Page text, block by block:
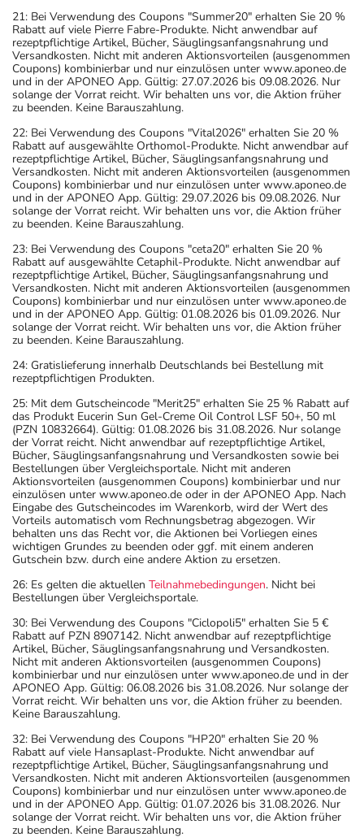
21: Bei Verwendung des Coupons "Summer20" erhalten Sie 20 %
Rabatt auf viele Pierre Fabre-Produkte. Nicht anwendbar auf
rezeptpflichtige Artikel, Bücher, Säuglingsanfangsnahrung und
Versandkosten. Nicht mit anderen Aktionsvorteilen (ausgenommen
Coupons) kombinierbar und nur einzulösen unter www.aponeo.de
und in der APONEO App. Gültig: 27.07.2026 bis 09.08.2026. Nur
solange der Vorrat reicht. Wir behalten uns vor, die Aktion früher
zu beenden. Keine Barauszahlung.
22: Bei Verwendung des Coupons "Vital2026" erhalten Sie 20 %
Rabatt auf ausgewählte Orthomol-Produkte. Nicht anwendbar auf
rezeptpflichtige Artikel, Bücher, Säuglingsanfangsnahrung und
Versandkosten. Nicht mit anderen Aktionsvorteilen (ausgenommen
Coupons) kombinierbar und nur einzulösen unter www.aponeo.de
und in der APONEO App. Gültig: 29.07.2026 bis 09.08.2026. Nur
solange der Vorrat reicht. Wir behalten uns vor, die Aktion früher
zu beenden. Keine Barauszahlung.
23: Bei Verwendung des Coupons "ceta20" erhalten Sie 20 %
Rabatt auf ausgewählte Cetaphil-Produkte. Nicht anwendbar auf
rezeptpflichtige Artikel, Bücher, Säuglingsanfangsnahrung und
Versandkosten. Nicht mit anderen Aktionsvorteilen (ausgenommen
Coupons) kombinierbar und nur einzulösen unter www.aponeo.de
und in der APONEO App. Gültig: 01.08.2026 bis 01.09.2026. Nur
solange der Vorrat reicht. Wir behalten uns vor, die Aktion früher
zu beenden. Keine Barauszahlung.
24: Gratislieferung innerhalb Deutschlands bei Bestellung mit
rezeptpflichtigen Produkten.
25: Mit dem Gutscheincode "Merit25" erhalten Sie 25 % Rabatt auf
das Produkt Eucerin Sun Gel-Creme Oil Control LSF 50+, 50 ml
(PZN 10832664). Gültig: 01.08.2026 bis 31.08.2026. Nur solange
der Vorrat reicht. Nicht anwendbar auf rezeptpflichtige Artikel,
Bücher, Säuglingsanfangsnahrung und Versandkosten sowie bei
Bestellungen über Vergleichsportale. Nicht mit anderen
Aktionsvorteilen (ausgenommen Coupons) kombinierbar und nur
einzulösen unter www.aponeo.de oder in der APONEO App. Nach
Eingabe des Gutscheincodes im Warenkorb, wird der Wert des
Vorteils automatisch vom Rechnungsbetrag abgezogen. Wir
behalten uns das Recht vor, die Aktionen bei Vorliegen eines
wichtigen Grundes zu beenden oder ggf. mit einem anderen
Gutschein bzw. durch eine andere Aktion zu ersetzen.
26: Es gelten die aktuellen Teilnahmebedingungen. Nicht bei
Bestellungen über Vergleichsportale.
30: Bei Verwendung des Coupons "Ciclopoli5" erhalten Sie 5 €
Rabatt auf PZN 8907142. Nicht anwendbar auf rezeptpflichtige
Artikel, Bücher, Säuglingsanfangsnahrung und Versandkosten.
Nicht mit anderen Aktionsvorteilen (ausgenommen Coupons)
kombinierbar und nur einzulösen unter www.aponeo.de und in der
APONEO App. Gültig: 06.08.2026 bis 31.08.2026. Nur solange der
Vorrat reicht. Wir behalten uns vor, die Aktion früher zu beenden.
Keine Barauszahlung.
32: Bei Verwendung des Coupons "HP20" erhalten Sie 20 %
Rabatt auf viele Hansaplast-Produkte. Nicht anwendbar auf
rezeptpflichtige Artikel, Bücher, Säuglingsanfangsnahrung und
Versandkosten. Nicht mit anderen Aktionsvorteilen (ausgenommen
Coupons) kombinierbar und nur einzulösen unter www.aponeo.de
und in der APONEO App. Gültig: 01.07.2026 bis 31.08.2026. Nur
solange der Vorrat reicht. Wir behalten uns vor, die Aktion früher
zu beenden. Keine Barauszahlung.